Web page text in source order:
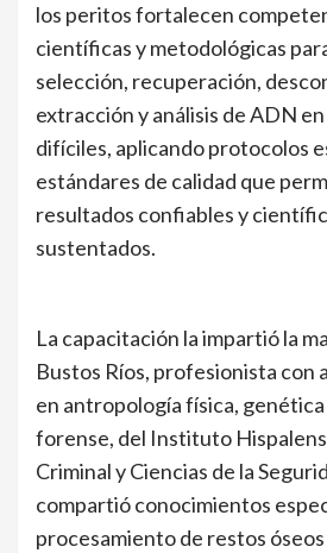
los peritos fortalecen
científicas y metodológicas
selección, recuperación,
extracción y análisis de ADN
difíciles, aplicando protocolos
estándares de calidad que
resultados confiables y
sustentados.
La capacitación la impartió la
Bustos Ríos, profesionista con
en antropología física,
forense, del Instituto
Criminal y Ciencias de la
compartió conocimientos
procesamiento de restos